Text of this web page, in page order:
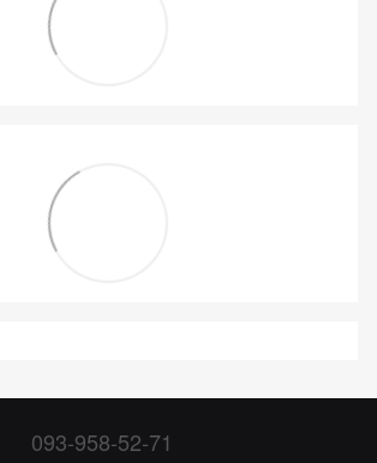
093-958-52-71